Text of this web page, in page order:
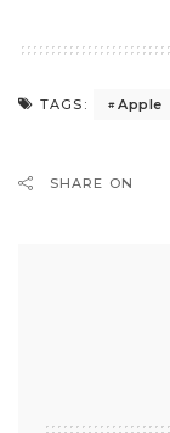
TAGS: Apple
SHARE ON